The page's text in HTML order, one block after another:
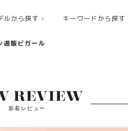
ルから探す キーワードから探す
通販ビガール
REVIEW
新着レビュー